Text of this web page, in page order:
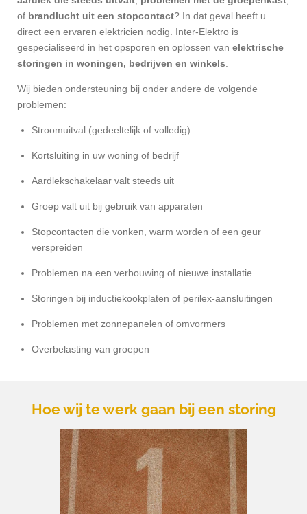
of brandlucht uit een stopcontact? In dat geval heeft u
direct een ervaren elektricien nodig. Inter-Elektro is
gespecialiseerd in het opsporen en oplossen van elektrische
storingen in woningen, bedrijven en winkels.
Wij bieden ondersteuning bij onder andere de volgende
problemen:
Stroomuitval (gedeeltelijk of volledig)
Kortsluiting in uw woning of bedrijf
Aardlekschakelaar valt steeds uit
Groep valt uit bij gebruik van apparaten
Stopcontacten die vonken, warm worden of een geur
verspreiden
Problemen na een verbouwing of nieuwe installatie
Storingen bij inductiekookplaten of perilex-aansluitingen
Problemen met zonnepanelen of omvormers
Overbelasting van groepen
Hoe wij te werk gaan bij een storing